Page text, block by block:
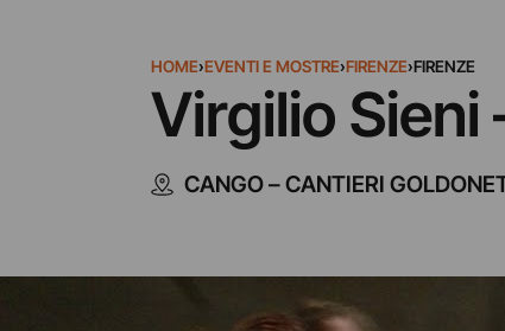
HOME›EVENTI E MOSTRE›FIRENZE›FIRENZE
Virgilio Sieni
CANGO – CANTIERI